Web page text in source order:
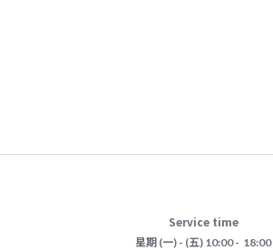
Service time
星期 (一) - (五) 10:00 - 18:00